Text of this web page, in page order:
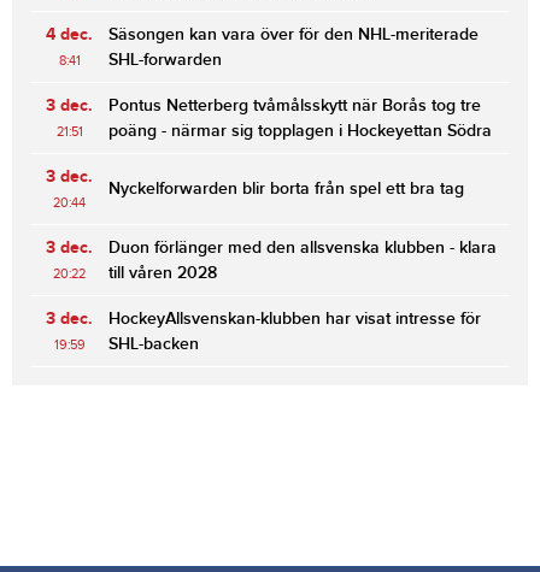
4 dec.
8:41
Säsongen kan vara över för den NHL-meriterade
SHL-forwarden
3 dec.
21:51
Pontus Netterberg tvåmålsskytt när Borås tog tre
poäng - närmar sig topplagen i Hockeyettan Södra
3 dec.
20:44
Nyckelforwarden blir borta från spel ett bra tag
3 dec.
20:22
Duon förlänger med den allsvenska klubben - klara
till våren 2028
3 dec.
19:59
HockeyAllsvenskan-klubben har visat intresse för
SHL-backen